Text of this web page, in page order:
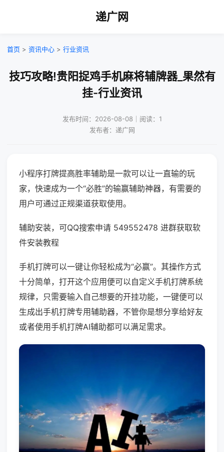
递广网
首页 > 资讯中心 > 行业资讯
技巧攻略!贵阳捉鸡手机麻将辅牌器_果然有
挂-行业资讯
发布时间：2026-08-08｜阅读：1
发布者：递广网
小程序打牌提高胜率辅助是一款可以让一直输的玩
家，快速成为一个“必胜”的输赢辅助神器，有需要的
用户可通过正规渠道获取使用。
辅助安装，可QQ搜索申请 549552478 进群获取软
件安装教程
手机打牌可以一键让你轻松成为“必赢”。其操作方式
十分简单，打开这个应用便可以自定义手机打牌系统
规律，只需要输入自己想要的开挂功能，一键便可以
生成出手机打牌专用辅助器，不管你是想分享给好友
或者使用手机打牌AI辅助都可以满足需求。